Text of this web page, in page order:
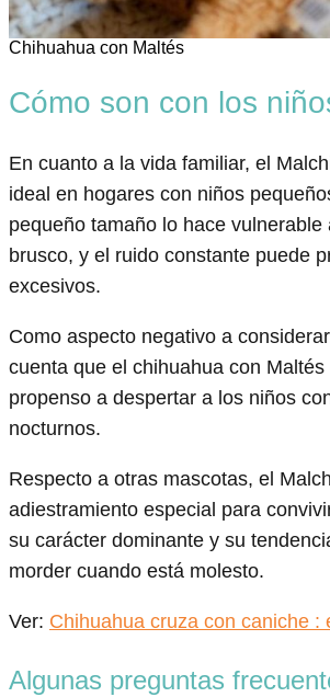
Chihuahua con Maltés
Cómo son con los
En cuanto a la vida familiar, el
ideal en hogares con niños
pequeño tamaño lo hace vulnerable
brusco, y el ruido constante puede
excesivos.
Como aspecto negativo a
cuenta que el chihuahua con
propenso a despertar a los niños
nocturnos.
Respecto a otras mascotas, el
adiestramiento especial para
su carácter dominante y su
morder cuando está molesto.
Ver: Chihuahua cruza con caniche :
Algunas preguntas